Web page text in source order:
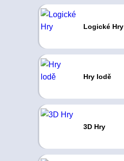
Logické Hry
Hry lodě
3D Hry